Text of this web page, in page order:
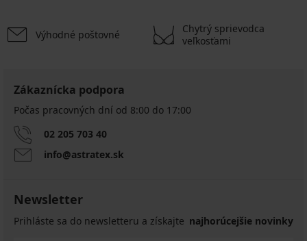
Výhodné poštovné
Chytrý sprievodca
veľkosťami
Zákaznícka podpora
Počas pracovných dní od 8:00 do 17:00
02 205 703 40
info@astratex.sk
Newsletter
Prihláste sa do newsletteru a získajte najhorúcejšie novinky